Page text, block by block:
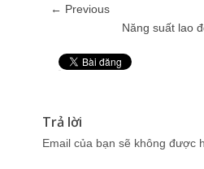
← Previous
Năng suất lao
Trả lời
Email của bạn sẽ không được